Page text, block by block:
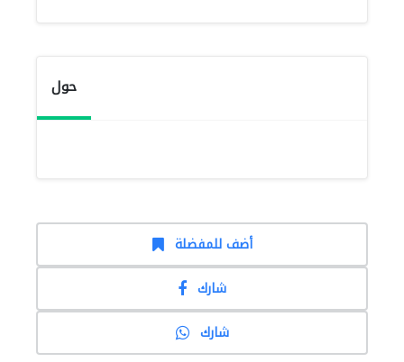
حول
أضف للمفضلة
شارك
شارك